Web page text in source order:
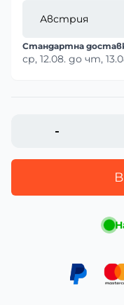
Стандартна
ср, 12.08. до чт,
-